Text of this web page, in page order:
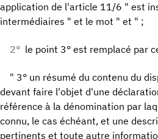
application de l'article 11/6 " est
intermédiaires " et le mot " et " ;
2° le point 3° est remplacé par
" 3° un résumé du contenu du
devant faire l'objet d'une
référence à la dénomination par
connu, le cas échéant, et une
pertinents et toute autre